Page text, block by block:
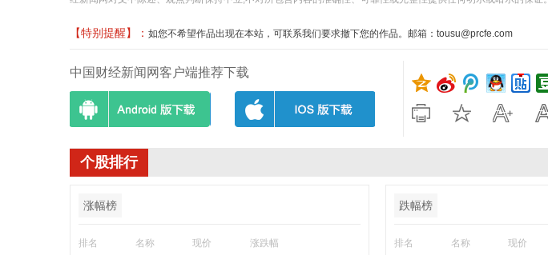
【特别提醒】： 如您不希望作品出现在本站，可联系我们要求撤下您的作品。邮箱：tousu@prcfe.com
中国财经新闻网客户端推荐下载
个股排行
涨幅榜
排名 名称 现价 涨跌幅
跌幅榜
排名 名称 现价